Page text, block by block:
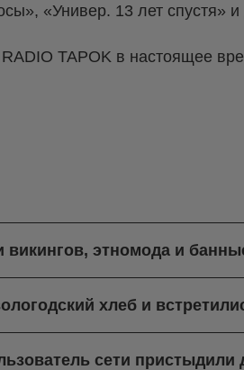
«Универ. 13 лет спустя» и
TAPOK в настоящее
этномода и
хлеб и
сети